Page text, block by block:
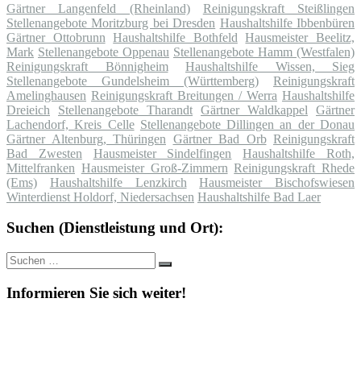
Gärtner Langenfeld (Rheinland)
Reinigungskraft Steißlingen
Stellenangebote Moritzburg bei Dresden Haushaltshilfe Ibbenbüren
Gärtner Ottobrunn
Haushaltshilfe Bothfeld
Hausmeister Beelitz,
Mark Stellenangebote Oppenau Stellenangebote Hamm (Westfalen)
Reinigungskraft Bönnigheim
Haushaltshilfe Wissen, Sieg
Stellenangebote Gundelsheim (Württemberg)
Reinigungskraft
Amelinghausen Reinigungskraft Breitungen / Werra Haushaltshilfe
Dreieich
Stellenangebote Tharandt Gärtner Waldkappel
Gärtner
Lachendorf, Kreis Celle Stellenangebote Dillingen an der Donau
Gärtner Altenburg, Thüringen Gärtner Bad Orb Reinigungskraft
Bad Zwesten
Hausmeister Sindelfingen
Haushaltshilfe Roth,
Mittelfranken Hausmeister Groß-Zimmern Reinigungskraft Rhede
(Ems)
Haushaltshilfe Lenzkirch
Hausmeister Bischofswiesen
Winterdienst Holdorf, Niedersachsen Haushaltshilfe Bad Laer
Suchen (Dienstleistung und Ort):
Suche
nach:
Suchen
Informieren Sie sich weiter!